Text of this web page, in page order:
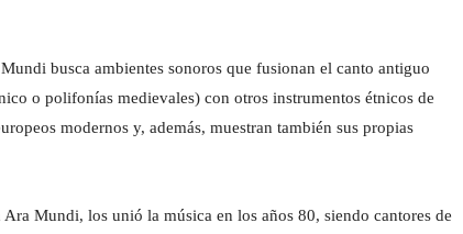
busca ambientes sonoros que fusionan el canto antiguo
o polifonías medievales) con otros instrumentos étnicos de
modernos y, además, muestran también sus propias
Mundi, los unió la música en los años 80, siendo cantores de